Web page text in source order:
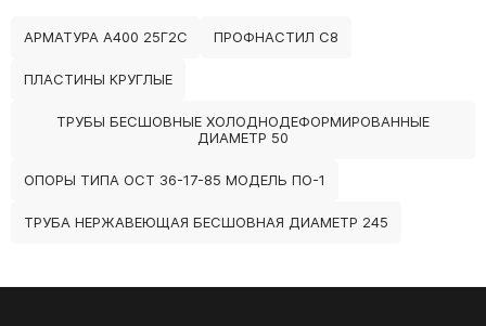
АРМАТУРА А400 25Г2С ПРОФНАСТИЛ С8
ПЛАСТИНЫ КРУГЛЫЕ
ТРУБЫ БЕСШОВНЫЕ ХОЛОДНОДЕФОРМИРОВАННЫЕ
ДИАМЕТР 50
ОПОРЫ ТИПА ОСТ 36-17-85 МОДЕЛЬ ПО-1
ТРУБА НЕРЖАВЕЮЩАЯ БЕСШОВНАЯ ДИАМЕТР 245